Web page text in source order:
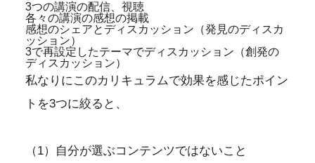
3つの講演の配信、視聴
各々の講演の感想の掲載
感想のシェアとディスカッション（発見のディスカ
ッション）
3で再設定したテーマでディスカッション（創発の
ディスカッション）
私なりにこのカリキュラムで効果を感じたポイン
トを3つに絞ると、
（1）自分が選ぶコンテンツではないこと